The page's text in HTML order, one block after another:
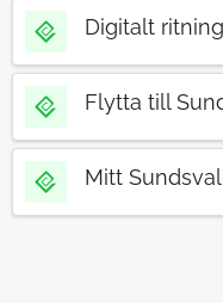
Digitalt
Flytta till
Mitt